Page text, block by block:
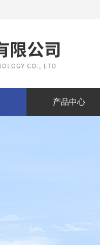
产品中心